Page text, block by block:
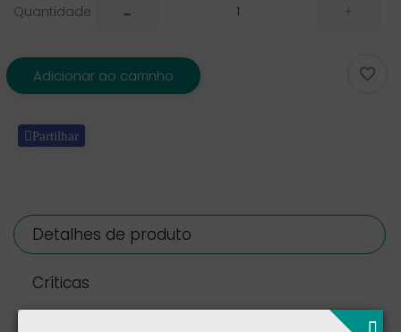
Quantidade
Adicionar ao carrinho
Partilhar

Detalhes de produto
Críticas